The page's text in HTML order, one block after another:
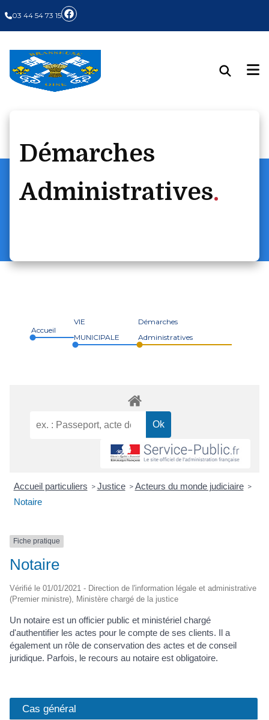
03 44 54 73 15
Démarches
Administratives
Accueil
VIE
MUNICIPALE
Démarches
Administratives
Accueil particuliers > Justice > Acteurs du monde judiciaire >
Notaire
Fiche pratique
Notaire
Vérifié le 01/01/2021 - Direction de l'information légale et administrative
(Premier ministre), Ministère chargé de la justice
Un notaire est un officier public et ministériel chargé
d'authentifier les actes pour le compte de ses clients. Il a
également un rôle de conservation des actes et de conseil
juridique. Parfois, le recours au notaire est obligatoire.
Cas général